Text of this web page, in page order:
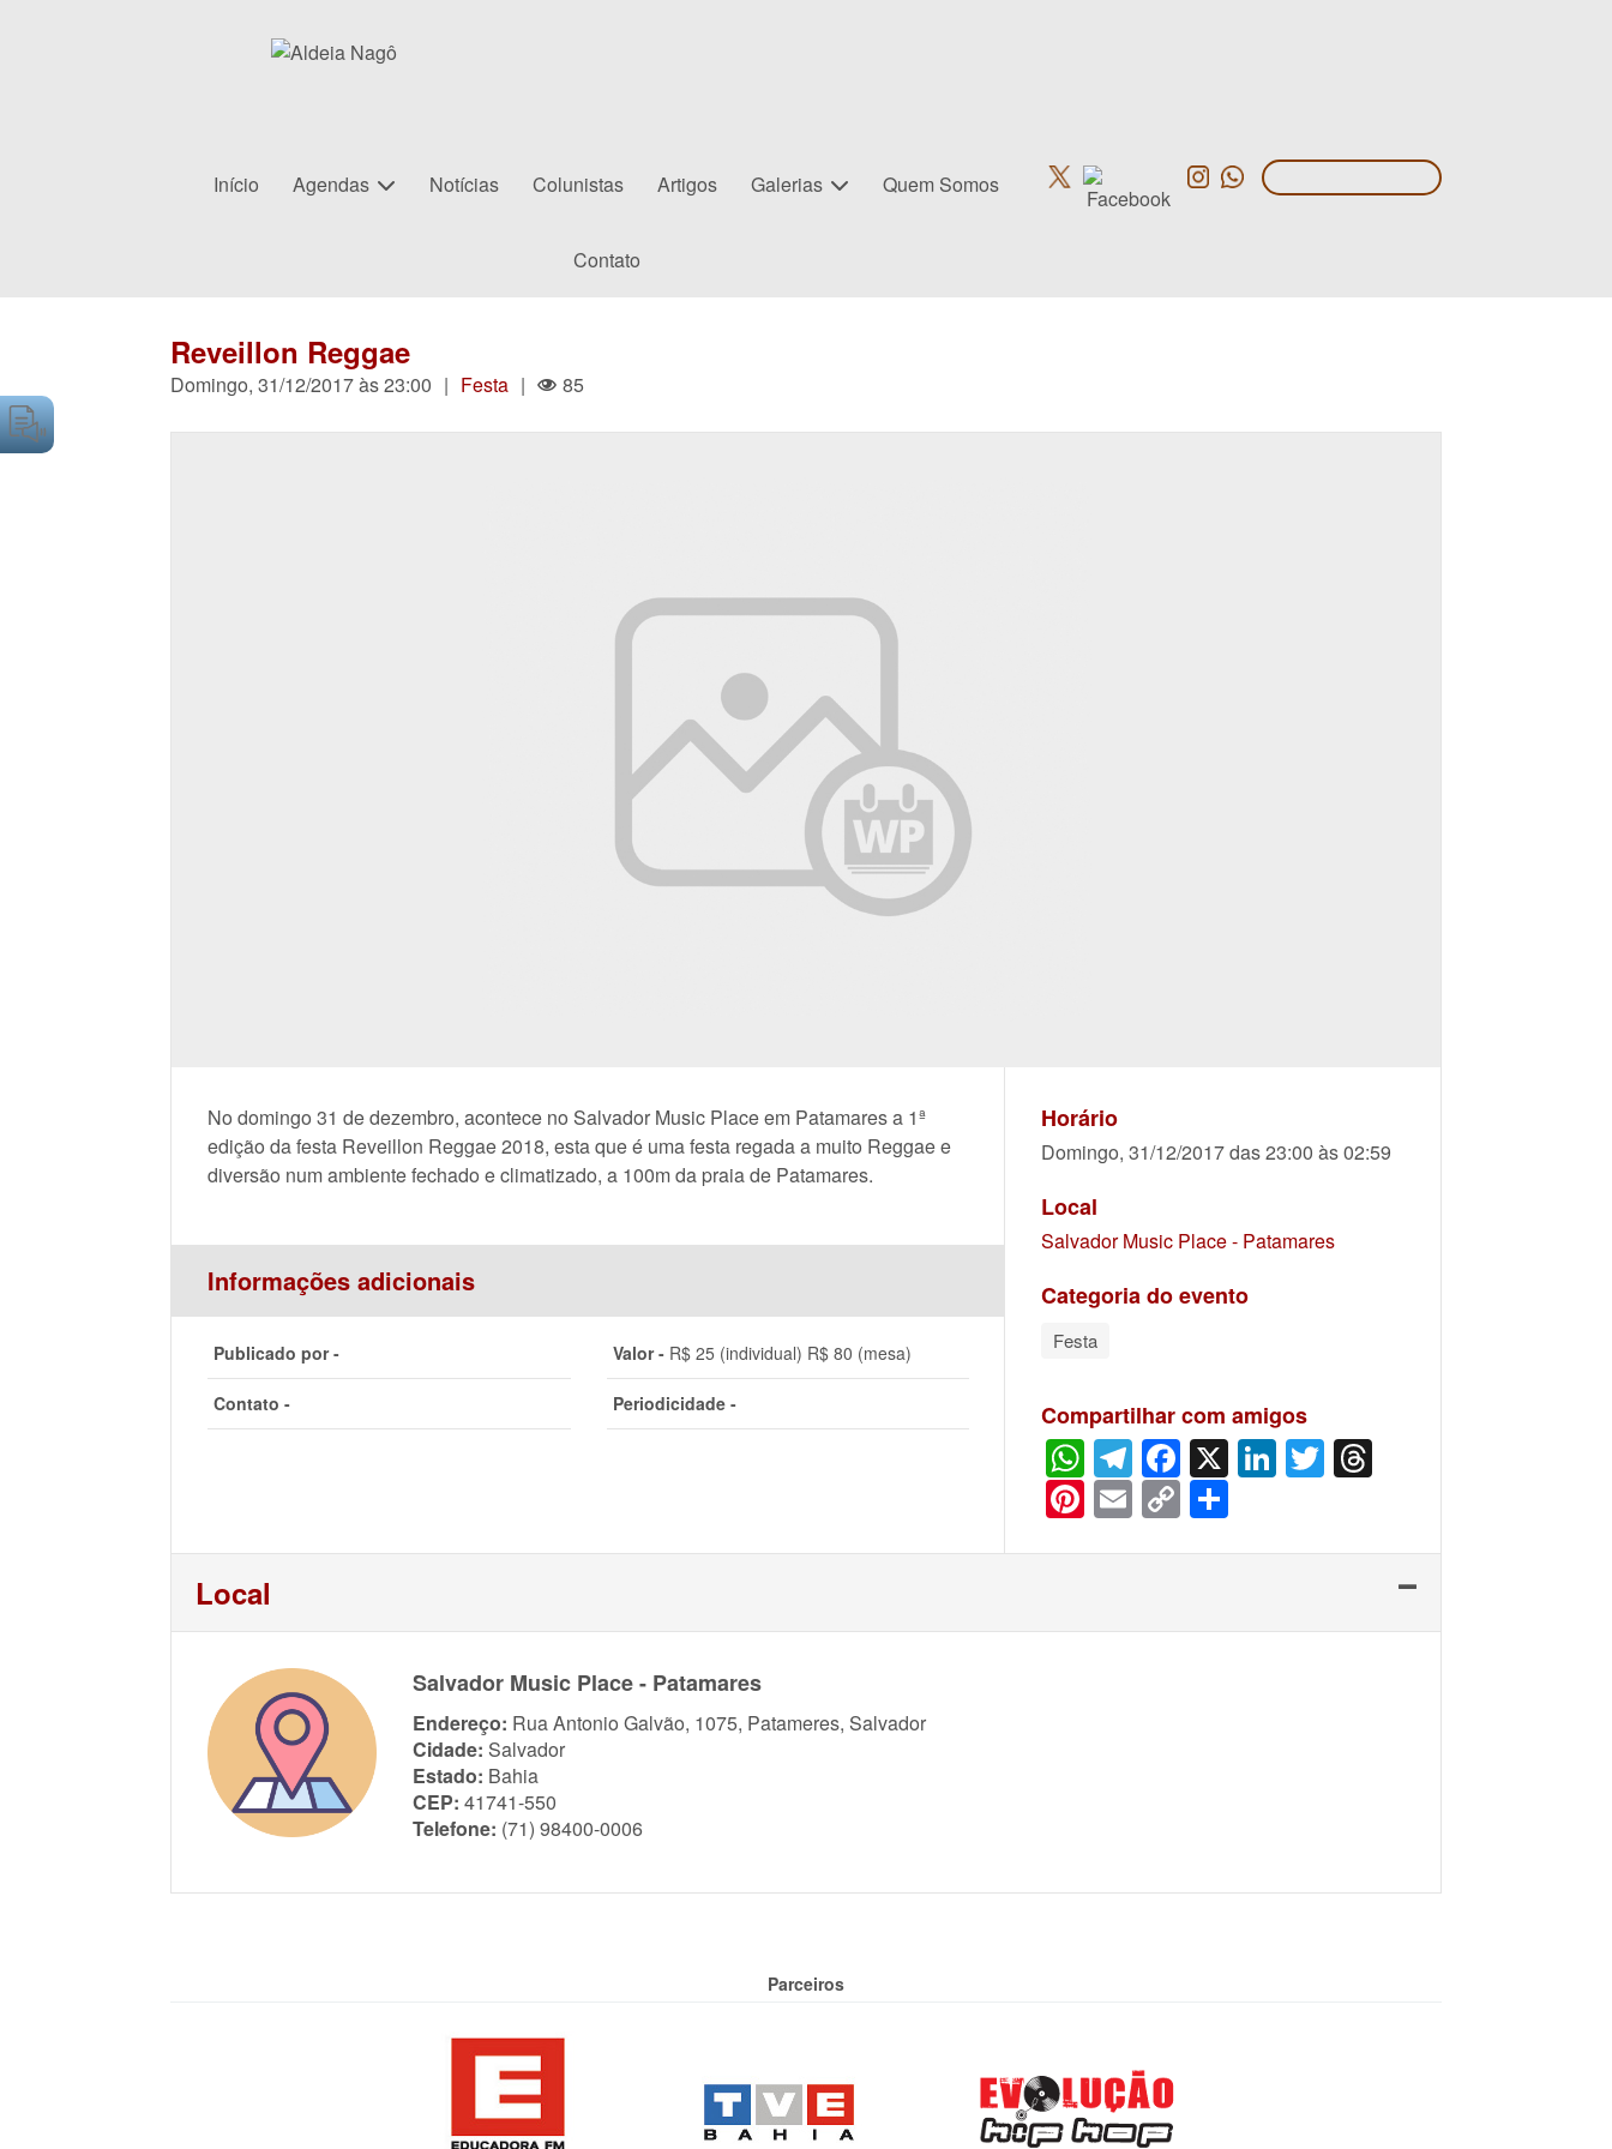
Início Agendas Notícias Colunistas Artigos Galerias Quem Somos
Contato
Reveillon Reggae
Domingo, 31/12/2017 às 23:00 | Festa | 85
No domingo 31 de dezembro, acontece no Salvador Music Place em Patamares a 1ª
edição da festa Reveillon Reggae 2018, esta que é uma festa regada a muito Reggae e
diversão num ambiente fechado e climatizado, a 100m da praia de Patamares.
Informações adicionais
Publicado por - Valor -R$ 25 (individual) R$ 80 (mesa)
Contato - Periodicidade -
Horário
Domingo, 31/12/2017 das 23:00 às 02:59
Local
Salvador Music Place - Patamares
Categoria do evento
Festa
Compartilhar com amigos
WhatsApp
Telegram
Facebook
X LinkedIn
Twitter
Pinterest
Email
Copy
Link
Local
Salvador Music Place - Patamares
Endereço: Rua Antonio Galvão, 1075, Patameres, Salvador
Cidade: Salvador
Estado: Bahia
CEP: 41741-550
Telefone: (71) 98400-0006
Parceiros